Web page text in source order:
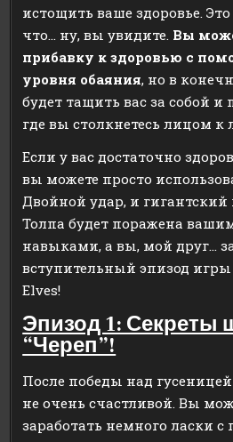
истощить ваше здоровье.
что… ну, вы увидите. Вы
прибавку к здоровью с
уровня обаяния, но в
будет тащить вас за собой и
где вы столкнетесь лицом к
Если у вас достаточно
вы можете просто
Двойной удар, и гигантский
Толпа будет поражена
навыками, а вы, мой друг…
вступительный эпизод игры
Elves!
Эпизод 1: Секреты
“Череп”!
После победы над
не очень счастливой. Вы
заработать немного ласки